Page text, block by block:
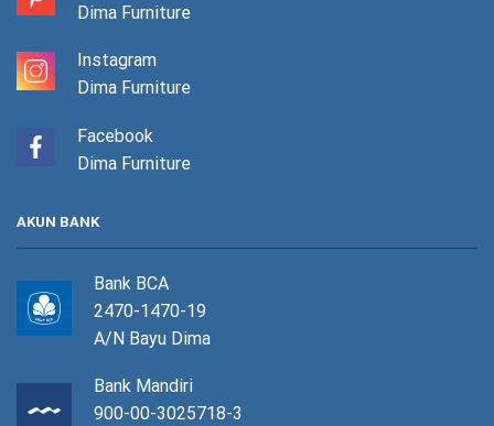
Dima Furniture
Instagram
Dima Furniture
Facebook
Dima Furniture
AKUN BANK
Bank BCA
2470-1470-19
A/N Bayu Dima
Bank Mandiri
900-00-3025718-3